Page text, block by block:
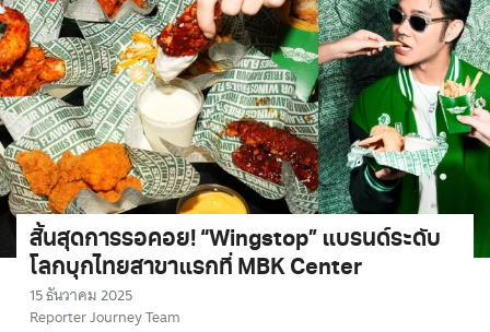
สิ้นสุดการรอคอย! “Wingstop” แบรนด์ระดับ
โลกบุกไทยสาขาแรกที่ MBK Center
15 ธันวาคม 2025
Reporter Journey Team